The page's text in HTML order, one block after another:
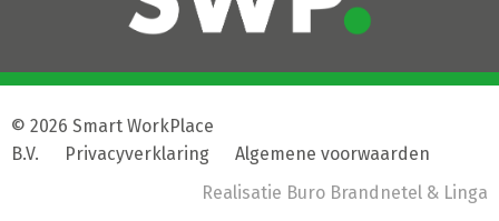
© 2026 Smart WorkPlace
B.V.
Privacyverklaring
Algemene voorwaarden
Realisatie Buro Brandnetel & Linga